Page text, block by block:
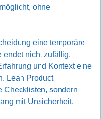
ohne
eine temporäre
endet nicht zufällig,
und Kontext eine
Lean Product
Checklisten, sondern
mit Unsicherheit.